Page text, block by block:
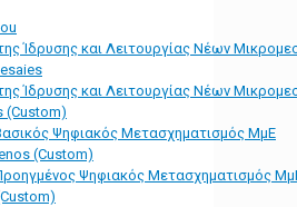
Ίδρυσης και Λειτουργίας Νέων
Ίδρυσης και Λειτουργίας Νέων
Ψηφιακός Μετασχηματισμός ΜμΕ
Ψηφιακός Μετασχηματισμός